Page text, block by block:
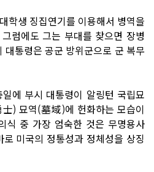
학생 징집연기를 이용해서 병역을
럼에도 그는 부대를 찾으면 장병
통령은 공군 방위군으로 군 복무
에 부시 대통령이 알링턴 국립묘
) 묘역(墓域)에 헌화하는 모습이
식 중 가장 엄숙한 것은 무명용사
미국의 정통성과 정체성을 상징